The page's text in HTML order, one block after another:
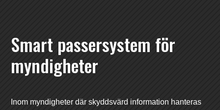
Smart passersystem för
myndigheter
Inom myndigheter där skyddsvärd information hanteras